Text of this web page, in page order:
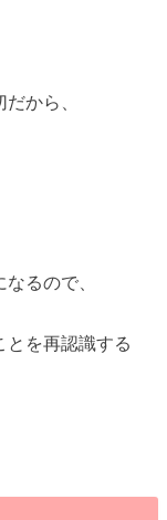
から、
るので、
とを再認識する